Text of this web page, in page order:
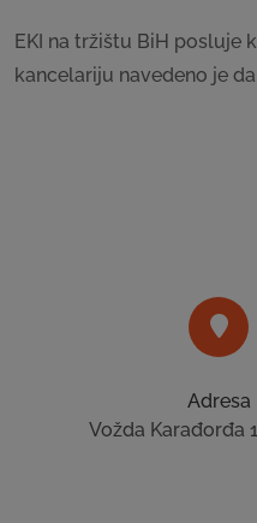
EKI na tržištu BiH posluje
kancelariju navedeno je
Adresa
Vožda Karađorđa